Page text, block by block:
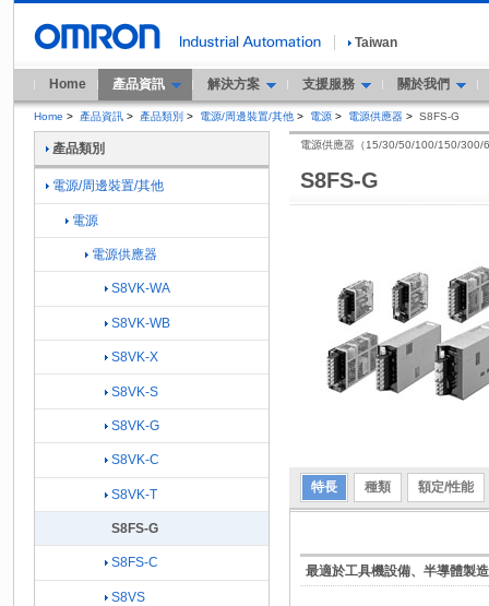
Taiwan
Home 產品資訊 解決方案 支援服務 關於我們
Home > 產品資訊 > 產品類別 > 電源/周邊裝置/其他 > 電源 > 電源供應器 > S8FS-G
S8FS-G
電源供應器（15/30/50/100/150/300/
特長 種類 額定/性能
最適於工具機設備、半導體製
產品類別
電源/周邊裝置/其他
電源
電源供應器
S8VK-WA
S8VK-WB
S8VK-X
S8VK-S
S8VK-G
S8VK-C
S8VK-T
S8FS-G
S8FS-C
S8VS